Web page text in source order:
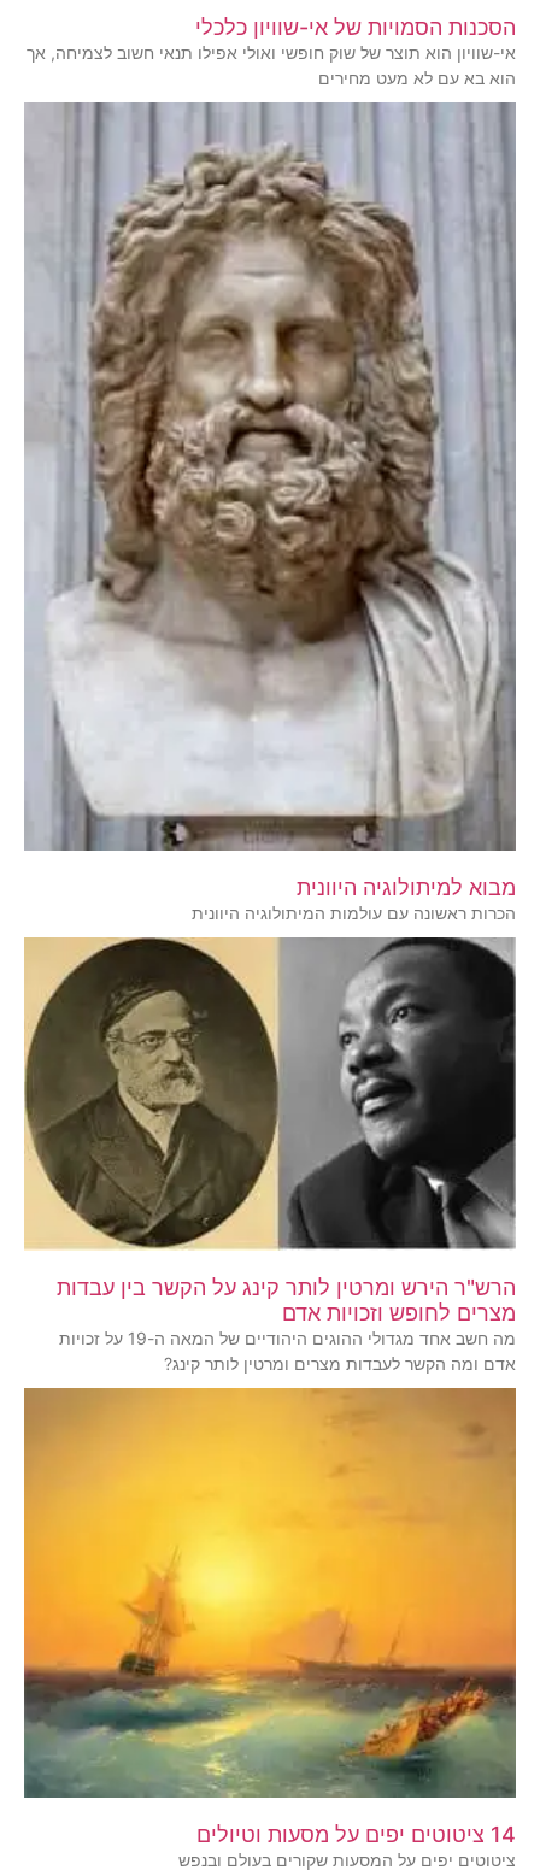
הסכנות הסמויות של אי-שוויון כלכלי
אי-שוויון הוא תוצר של שוק חופשי ואולי אפילו תנאי חשוב לצמיחה, אך
הוא בא עם לא מעט מחירים
מבוא למיתולוגיה היוונית
הכרות ראשונה עם עולמות המיתולוגיה היוונית
הרש"ר הירש ומרטין לותר קינג על הקשר בין עבדות
מצרים לחופש וזכויות אדם
מה חשב אחד מגדולי ההוגים היהודיים של המאה ה-19 על זכויות
אדם ומה הקשר לעבדות מצרים ומרטין לותר קינג?
14 ציטוטים יפים על מסעות וטיולים
ציטוטים יפים על המסעות שקורים בעולם ובנפש